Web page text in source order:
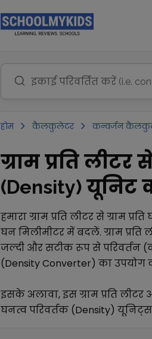
होम कैलकुलेटर कन्वर्जन
ग्राम प्रति लीटर
(Density) यूनिट
हमाराग्राम प्रति लीटरसेग्राम
घन मिलीमीटरमें बदलें. ग्राम प्रति
जल्दी और सटीक रूप से परिवर्तन
(Density Converter) का
इसके अलावा, इसग्राम प्रति लीटर
घनत्व परिवर्तक (Density) यूनिट्स